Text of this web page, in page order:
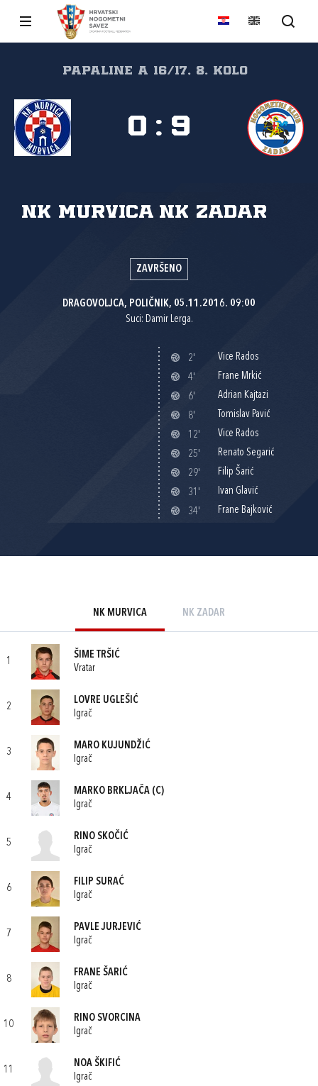
papaline A 16/17, 8. kolo
NK Murvica NK Zadar
0 : 9
ZAVRŠENO
DRAGOVOLJCA, POLIČNIK, 05.11.2016. 09:00
Suci: Damir Lerga.
2'
Vice Rados
4'
Frane Mrkić
6'
Adrian Kajtazi
8'
Tomislav Pavić
12'
Vice Rados
25'
Renato Segarić
29'
Filip Šarić
31'
Ivan Glavić
34'
Frane Bajković
NK MURVICA NK ZADAR
1
ŠIME TRŠIĆ
Vratar
2
LOVRE UGLEŠIĆ
Igrač
3
MARO KUJUNDŽIĆ
Igrač
4
MARKO BRKLJAČA (C)
Igrač
5
RINO SKOČIĆ
Igrač
6
FILIP SURAĆ
Igrač
7
PAVLE JURJEVIĆ
Igrač
8
FRANE ŠARIĆ
Igrač
10
RINO SVORCINA
Igrač
11
NOA ŠKIFIĆ
Igrač